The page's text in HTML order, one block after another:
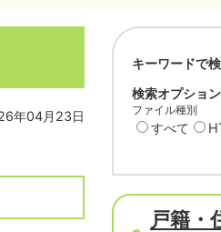
年04月23日
キーワードで
検索オプション
ファイル種別
すべて
戸籍・